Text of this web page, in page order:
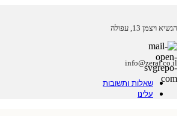
הנשיא ויצמן 13, עפולה
info@zeraf.co.il
שאלות ותשובות
עלינו